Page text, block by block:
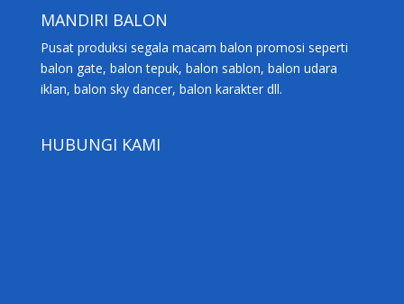
MANDIRI BALON
Pusat produksi segala macam balon promosi seperti
balon gate, balon tepuk, balon sablon, balon udara
iklan, balon sky dancer, balon karakter dll.
HUBUNGI KAMI